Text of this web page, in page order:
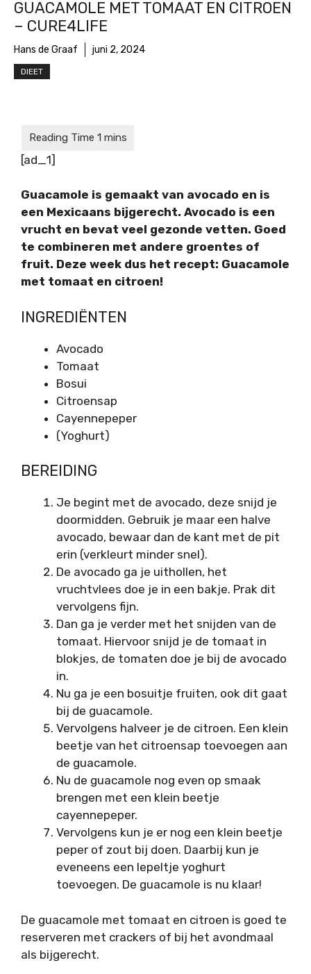
GUACAMOLE MET TOMAAT EN CITROEN
– CURE4LIFE
Hans de Graaf juni 2, 2024
DIEET
[ad_1]
Guacamole is gemaakt van avocado en is
een Mexicaans bijgerecht. Avocado is een
vrucht en bevat veel gezonde vetten. Goed
te combineren met andere groentes of
fruit. Deze week dus het recept: Guacamole
met tomaat en citroen!
INGREDIËNTEN
Avocado
Tomaat
Bosui
Citroensap
Cayennepeper
(Yoghurt)
BEREIDING
Je begint met de avocado, deze snijd je
doormidden. Gebruik je maar een halve
avocado, bewaar dan de kant met de pit
erin (verkleurt minder snel).
De avocado ga je uithollen, het
vruchtvlees doe je in een bakje. Prak dit
vervolgens fijn.
Dan ga je verder met het snijden van de
tomaat. Hiervoor snijd je de tomaat in
blokjes, de tomaten doe je bij de avocado
in.
Nu ga je een bosuitje fruiten, ook dit gaat
bij de guacamole.
Vervolgens halveer je de citroen. Een klein
beetje van het citroensap toevoegen aan
de guacamole.
Nu de guacamole nog even op smaak
brengen met een klein beetje
cayennepeper.
Vervolgens kun je er nog een klein beetje
peper of zout bij doen. Daarbij kun je
eveneens een lepeltje yoghurt
toevoegen. De guacamole is nu klaar!
De guacamole met tomaat en citroen is goed te
reserveren met crackers of bij het avondmaal
als bijgerecht.